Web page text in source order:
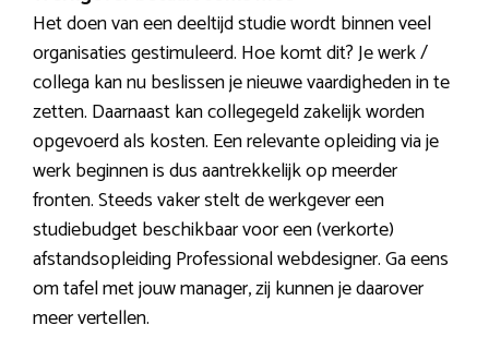
Het doen van een deeltijd studie wordt binnen veel
organisaties gestimuleerd. Hoe komt dit? Je werk /
collega kan nu beslissen je nieuwe vaardigheden in te
zetten. Daarnaast kan collegegeld zakelijk worden
opgevoerd als kosten. Een relevante opleiding via je
werk beginnen is dus aantrekkelijk op meerder
fronten. Steeds vaker stelt de werkgever een
studiebudget beschikbaar voor een (verkorte)
afstandsopleiding Professional webdesigner. Ga eens
om tafel met jouw manager, zij kunnen je daarover
meer vertellen.